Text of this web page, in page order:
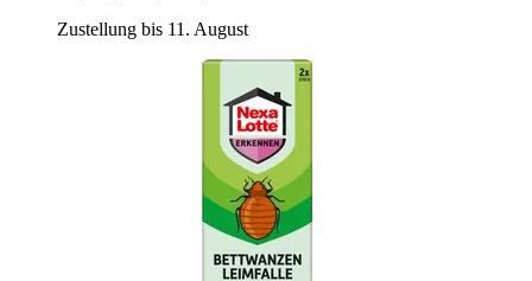
Zustellung bis 11. August